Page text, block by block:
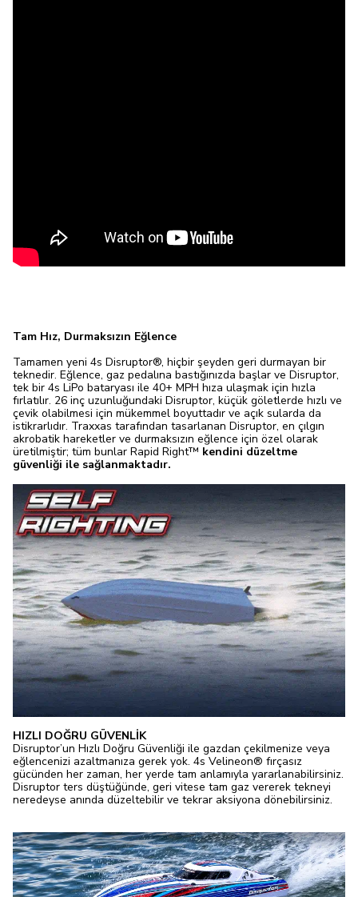
Tam Hız, Durmaksızın Eğlence
Tamamen yeni 4s Disruptor®, hiçbir şeyden geri durmayan bir
teknedir. Eğlence, gaz pedalına bastığınızda başlar ve Disruptor,
tek bir 4s LiPo bataryası ile 40+ MPH hıza ulaşmak için hızla
fırlatılır. 26 inç uzunluğundaki Disruptor, küçük göletlerde hızlı ve
çevik olabilmesi için mükemmel boyuttadır ve açık sularda da
istikrarlıdır. Traxxas tarafından tasarlanan Disruptor, en çılgın
akrobatik hareketler ve durmaksızın eğlence için özel olarak
üretilmiştir; tüm bunlar Rapid Right™ kendini düzeltme
güvenliği ile sağlanmaktadır.
HIZLI DOĞRU GÜVENLİK
Disruptor’un Hızlı Doğru Güvenliği ile gazdan çekilmenize veya
eğlencenizi azaltmanıza gerek yok. 4s Velineon® fırçasız
gücünden her zaman, her yerde tam anlamıyla yararlanabilirsiniz.
Disruptor ters düştüğünde, geri vitese tam gaz vererek tekneyi
neredeyse anında düzeltebilir ve tekrar aksiyona dönebilirsiniz.